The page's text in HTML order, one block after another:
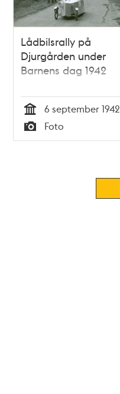
Lådbilsrally på
Djurgården under
Barnens dag 1942
Tid
6 september 1942
Typ
Foto